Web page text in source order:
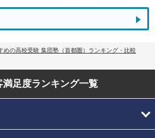
めの高校受験 集団塾（首都圏）ランキング・比較
満足度ランキング一覧